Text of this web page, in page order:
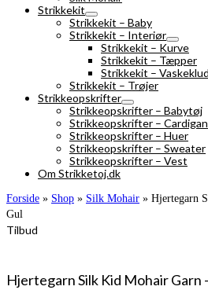
Strikkekit
Strikkekit – Baby
Strikkekit – Interiør
Strikkekit – Kurve
Strikkekit – Tæpper
Strikkekit –
Strikkekit – Trøjer
Strikkeopskrifter
Strikkeopskrifter – Babytøj
Strikkeopskrifter – Cardigan
Strikkeopskrifter – Huer
Strikkeopskrifter – Sweater
Strikkeopskrifter – Vest
Om Strikketoj.dk
Forside » Shop » Silk Mohair » Hjertegarn
Gul
Tilbud
Hjertegarn Silk Kid Mohair Garn